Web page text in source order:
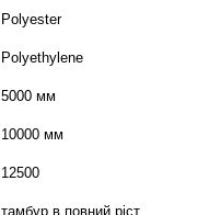
Polyester
Polyethylene
5000 мм
10000 мм
12500
тамбур в повний ріст